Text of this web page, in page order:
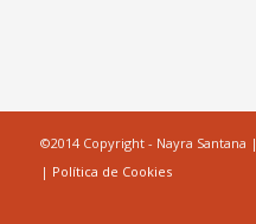
©2014 Copyright - Nayra Santana |
| Política de Cookies